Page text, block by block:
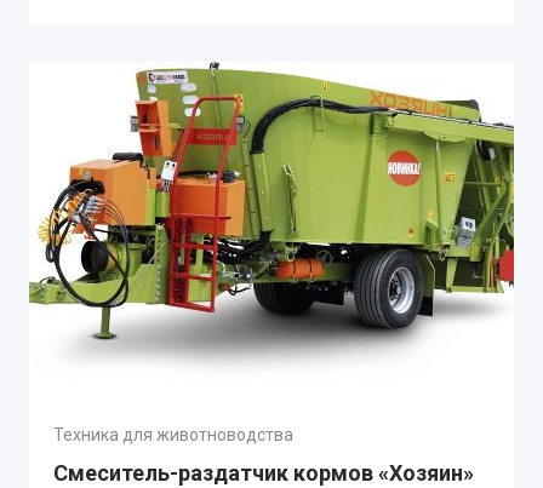
Техника для животноводства
Смеситель-раздатчик кормов «Хозяин»